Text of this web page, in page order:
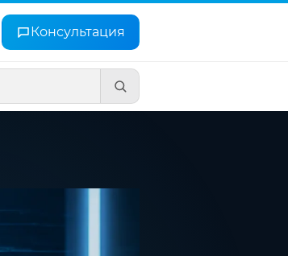
Консультация